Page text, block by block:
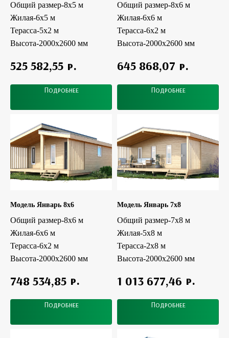
Общий размер-8х5 м
Жилая-6x5 м
Терасса-5х2 м
Высота-2000х2600 мм
525 582,55 р.
Подробнее
Общий размер-8х6 м
Жилая-6x6 м
Терасса-6х2 м
Высота-2000х2600 мм
645 868,07 р.
Подробнее
Модель Январь 8x6
Общий размер-8х6 м
Жилая-6x6 м
Терасса-6х2 м
Высота-2000х2600 мм
748 534,85 р.
Подробнее
Модель Январь 7x8
Общий размер-7х8 м
Жилая-5x8 м
Терасса-2х8 м
Высота-2000х2600 мм
1 013 677,46 р.
Подробнее